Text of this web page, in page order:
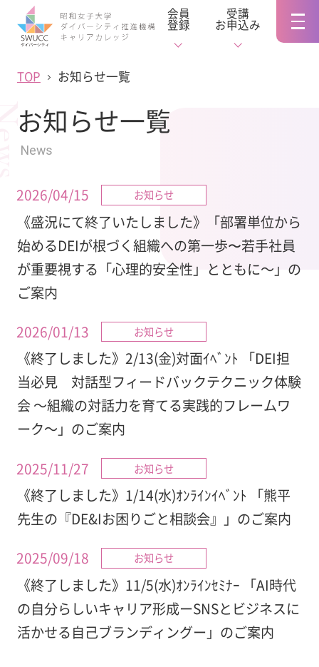
会員
登録
受講
お申込み
TOP お知らせ一覧
お知らせ一覧
News
2026/04/15 お知らせ
《盛況にて終了いたしました》「部署単位から
始めるDEIが根づく組織への第一歩〜若手社員
が重要視する「心理的安全性」とともに～」の
ご案内
2026/01/13
お知らせ
《終了しました》2/13(金)対面ｲﾍﾞﾝﾄ 「DEI担
当必見 対話型フィードバックテクニック体験
会 ～組織の対話力を育てる実践的フレームワ
ーク～」のご案内
2025/11/27
お知らせ
《終了しました》1/14(水)ｵﾝﾗｲﾝｲﾍﾞﾝﾄ 「熊平
先生の『DE&Iお困りごと相談会』」のご案内
2025/09/18
お知らせ
《終了しました》11/5(水)ｵﾝﾗｲﾝｾﾐﾅｰ 「AI時代
の自分らしいキャリア形成ーSNSとビジネスに
活かせる自己ブランディングー」のご案内